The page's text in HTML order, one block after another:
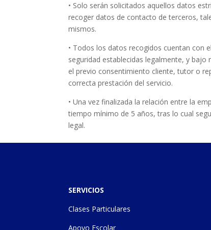
• Solo serán solicitados aquellos datos
recoger datos de contacto de terceros,
mismos.
• Todos los datos recogidos cuentan con
seguridad establecidas legalmente, y
el previo consentimiento cliente, tutor o
correcta prestación del servicio.
• Una vez finalizada la relación entre la
tiempo mínimo de 5 años, tras lo cual
legal.
SERVICIOS
Clases Particulares
Apoyo Escolar